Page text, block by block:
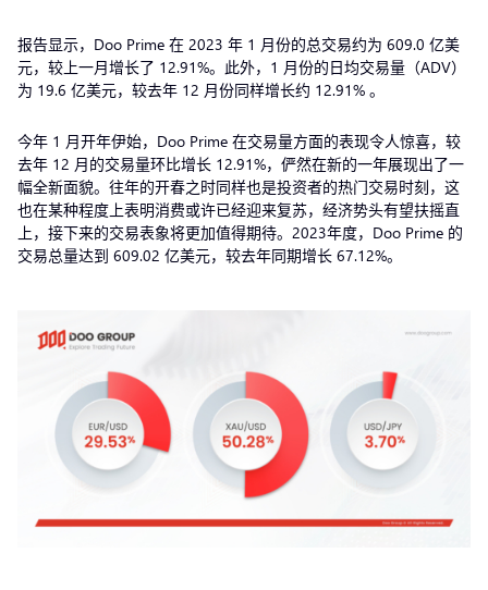
报告显示，Doo Prime 在 2023 年 1 月份的总交易约为 609.0 亿美
元，较上一月增长了 12.91%。此外，1 月份的日均交易量（ADV）
为 19.6 亿美元，较去年 12 月份同样增长约 12.91% 。
今年 1 月开年伊始，Doo Prime 在交易量方面的表现令人惊喜，较
去年 12 月的交易量环比增长 12.91%，俨然在新的一年展现出了一
幅全新面貌。往年的开春之时同样也是投资者的热门交易时刻，这
也在某种程度上表明消费或许已经迎来复苏，经济势头有望扶摇直
上，接下来的交易表象将更加值得期待。2023年度，Doo Prime 的
交易总量达到 609.02 亿美元，较去年同期增长 67.12%。